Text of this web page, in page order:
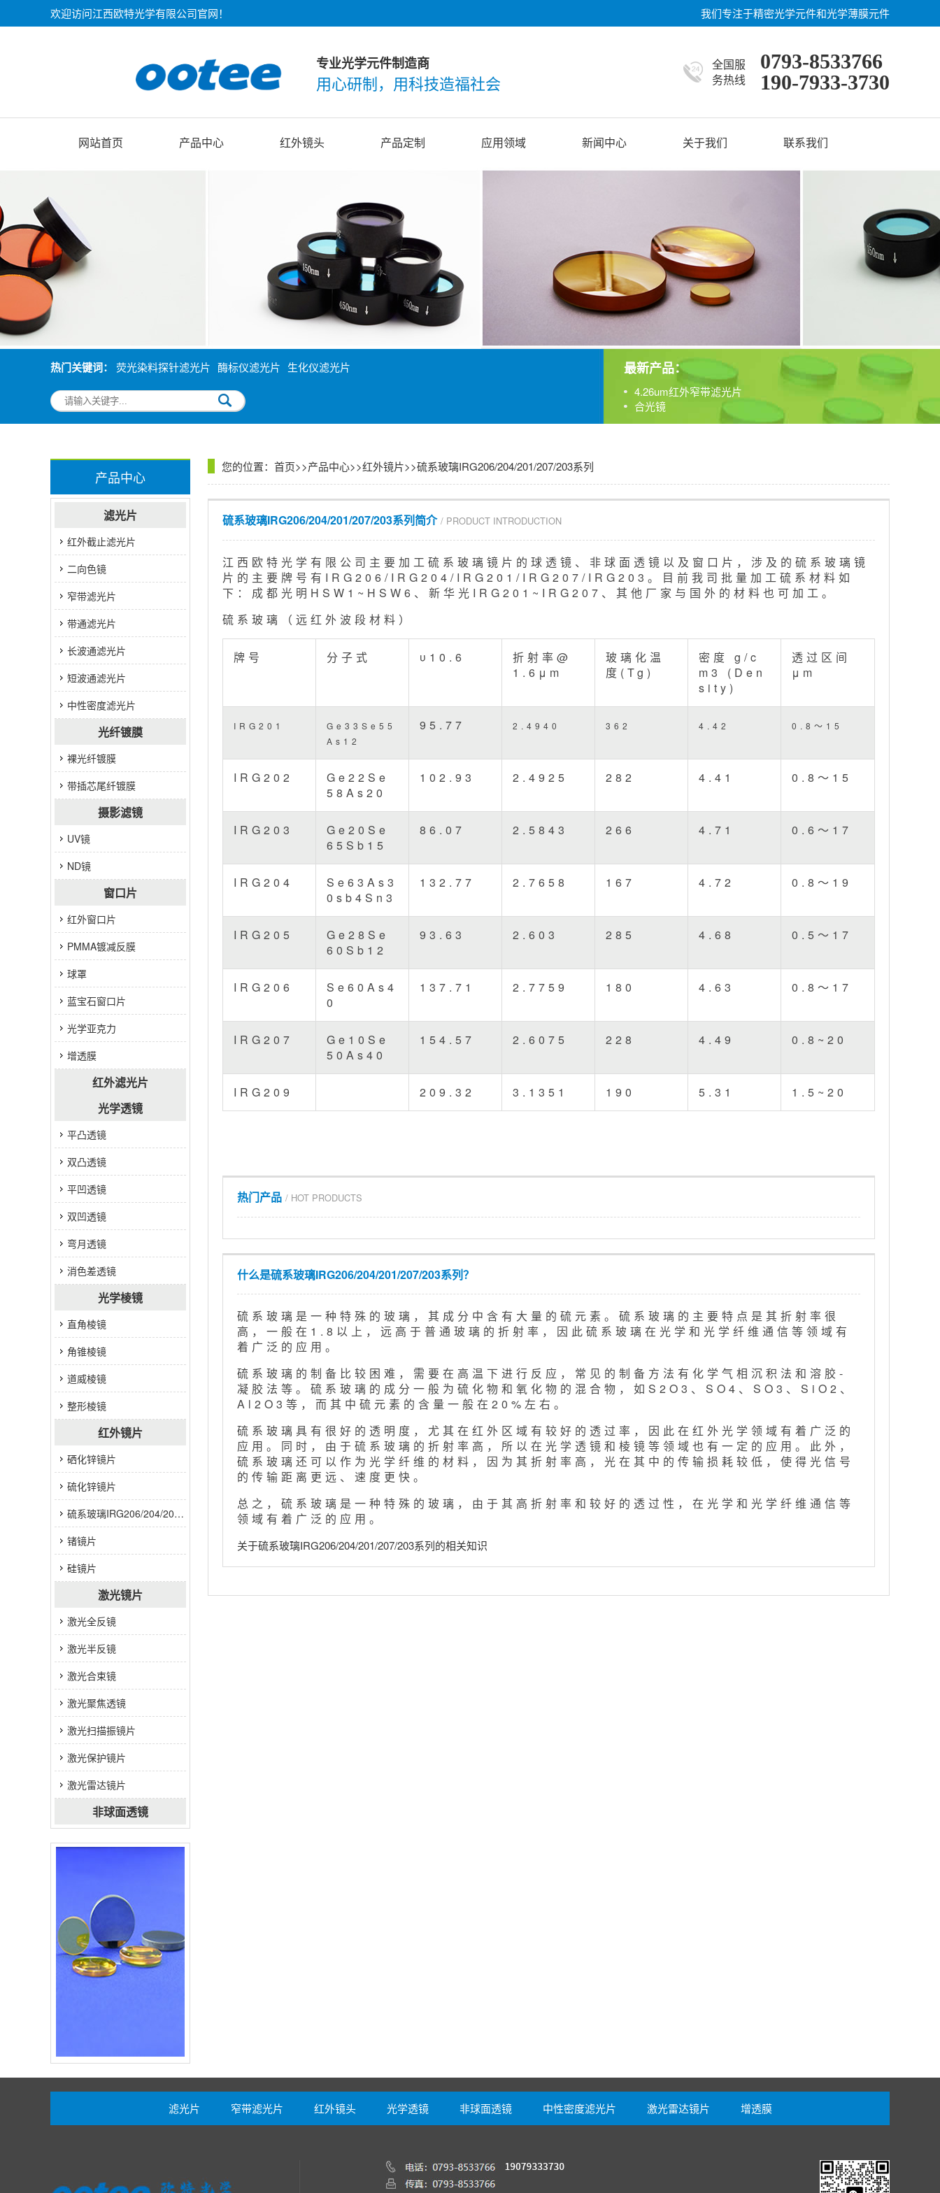
我们专注于精密光学元件和光学薄膜元件
欢迎访问江西欧特光学有限公司官网！
专业光学元件制造商
用心研制，用科技造福社会
全国服
务热线
0793-8533766
190-7933-3730
网站首页 产品中心 红外镜头 产品定制 应用领域 新闻中心 关于我们 联系我们
热门关键词： 荧光染料探针滤光片 酶标仪滤光片 生化仪滤光片 最新产品：
激光窗口片
4.26um红外窄带滤光片
合光镜
激光窗口片
产品中心
滤光片
红外截止滤光片
二向色镜
窄带滤光片
带通滤光片
长波通滤光片
短波通滤光片
中性密度滤光片
光纤镀膜
裸光纤镀膜
带插芯尾纤镀膜
摄影滤镜
UV镜
ND镜
窗口片
红外窗口片
PMMA镀减反膜
球罩
蓝宝石窗口片
光学亚克力
增透膜
红外滤光片
光学透镜
平凸透镜
双凸透镜
平凹透镜
双凹透镜
弯月透镜
消色差透镜
光学棱镜
直角棱镜
角锥棱镜
道威棱镜
整形棱镜
红外镜片
硒化锌镜片
硫化锌镜片
硫系玻璃IRG206/204/201/207/203系列
锗镜片
硅镜片
激光镜片
激光全反镜
激光半反镜
激光​合束镜
激光聚焦透镜
激光扫描振镜片
激光保护镜片
激光雷达镜片
非球面透镜
您的位置： 首页>>产品中心>>红外镜片>>硫系玻璃IRG206/204/201/207/203系列
硫系玻璃IRG206/204/201/207/203系列简介 / PRODUCT INTRODUCTION
江西欧特光学有限公司主要加工硫系玻璃镜片的球透镜、非球面透镜以及窗口片，涉及的硫系玻璃镜
片的主要牌号有IRG206/IRG204/IRG201/IRG207/IRG203。目前我司批量加工硫系材料如
下：成都光明HSW1~HSW6、新华光IRG201~IRG207、其他厂家与国外的材料也可加工。
硫系玻璃（远红外波段材料）
牌号 分子式 υ10.6
折射率@
1.6μm
玻璃化温
度(Tg)
密度 g/c
m3 (Den
sity)
透过区间
μm
IRG201
Ge33Se55
As12
95.77 2.4940 362 4.42 0.8～15
IRG202
Ge22Se
58As20
102.93 2.4925 282 4.41 0.8～15
IRG203
Ge20Se
65Sb15
86.07 2.5843 266 4.71 0.6～17
IRG204
Se63As3
0sb4Sn3
132.77 2.7658 167 4.72 0.8～19
IRG205
Ge28Se
60Sb12
93.63 2.603 285 4.68 0.5～17
IRG206
Se60As4
0
137.71 2.7759 180 4.63 0.8～17
IRG207
Ge10Se
50As40
154.57 2.6075 228 4.49 0.8~20
IRG209 209.32 3.1351 190 5.31 1.5~20
热门产品 / HOT PRODUCTS
什么是硫系玻璃IRG206/204/201/207/203系列？
硫系玻璃是一种特殊的玻璃，其成分中含有大量的硫元素。硫系玻璃的主要特点是其折射率很
高，一般在1.8以上，远高于普通玻璃的折射率，因此硫系玻璃在光学和光学纤维通信等领域有
着广泛的应用。
硫系玻璃的制备比较困难，需要在高温下进行反应，常见的制备方法有化学气相沉积法和溶胶-
凝胶法等。硫系玻璃的成分一般为硫化物和氧化物的混合物，如S2O3、SO4、SO3、SiO2、
Al2O3等，而其中硫元素的含量一般在20%左右。
硫系玻璃具有很好的透明度，尤其在红外区域有较好的透过率，因此在红外光学领域有着广泛的
应用。同时，由于硫系玻璃的折射率高，所以在光学透镜和棱镜等领域也有一定的应用。此外，
硫系玻璃还可以作为光学纤维的材料，因为其折射率高，光在其中的传输损耗较低，使得光信号
的传输距离更远、速度更快。
总之，硫系玻璃是一种特殊的玻璃，由于其高折射率和较好的透过性，在光学和光学纤维通信等
领域有着广泛的应用。
关于硫系玻璃IRG206/204/201/207/203系列的相关知识
滤光片 窄带滤光片 红外镜头 光学透镜 非球面透镜 中性密度滤光片 激光雷达镜片 增透膜